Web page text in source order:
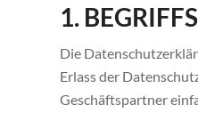
1.
Die
Erlass der
Geschäftspartner